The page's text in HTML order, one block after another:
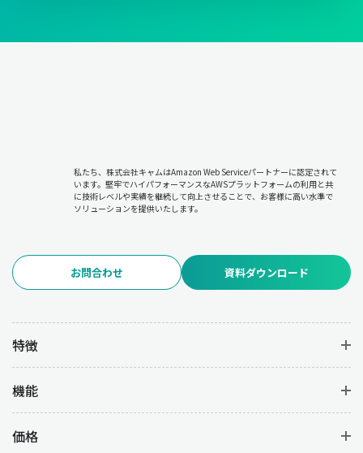
私たち、株式会社キャムはAmazon Web Serviceパートナーに認定されて
います。堅牢でハイパフォーマンスなAWSプラットフォームの利用と共
に技術レベルや実績を継続して向上させることで、お客様に高い水準で
ソリューションを提供いたします。
お問合わせ 資料ダウンロード
特徴
機能
価格